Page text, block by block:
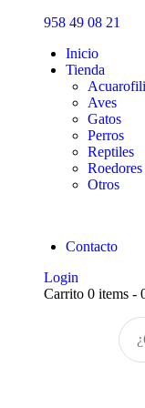
958 49 08 21
Inicio
Tienda
Aves
Gatos
Perros
Reptiles
Roedores
Otros
Contacto
Login
Carrito 0 items -
Inicio